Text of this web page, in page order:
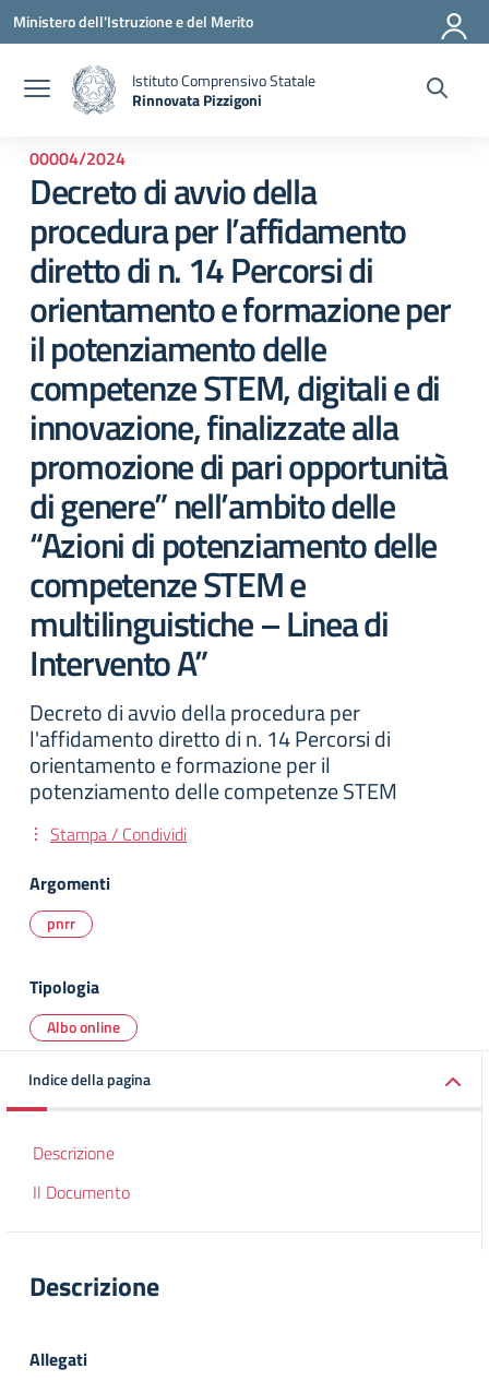
Vai ai contenuti
Vai al menu di navigazione
Vai al footer
Ministero dell'Istruzione e del Merito
Istituto Comprensivo Statale
Rinnovata Pizzigoni
00004/2024
Decreto di avvio della
procedura per l’affidamento
diretto di n. 14 Percorsi di
orientamento e formazione per
il potenziamento delle
competenze STEM, digitali e di
innovazione, finalizzate alla
promozione di pari opportunità
di genere” nell’ambito delle
“Azioni di potenziamento delle
competenze STEM e
multilinguistiche – Linea di
Intervento A”
Decreto di avvio della procedura per
l'affidamento diretto di n. 14 Percorsi di
orientamento e formazione per il
potenziamento delle competenze STEM
Stampa / Condividi
Argomenti
pnrr
Tipologia
Albo online
Indice della pagina
Descrizione
Il Documento
Descrizione
Allegati